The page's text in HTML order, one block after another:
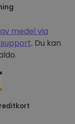
medel via
support. Du kan